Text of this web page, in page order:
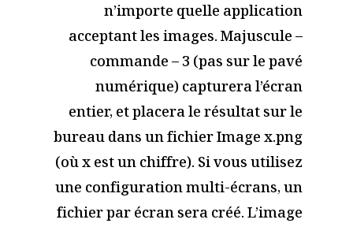
n’importe quelle application
acceptant les images. Majuscule –
commande – 3 (pas sur le pavé
numérique) capturera l’écran
entier, et placera le résultat sur le
bureau dans un fichier Image x.png
(où x est un chiffre). Si vous utilisez
une configuration multi-écrans, un
fichier par écran sera créé. L’image